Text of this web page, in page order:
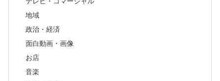
地域
政治・経済
面白動画・画像
お店
音楽